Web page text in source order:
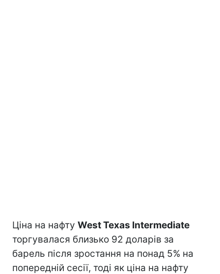
Ціна на нафту West Texas Intermediate
торгувалася близько 92 доларів за
барель після зростання на понад 5% на
попередній сесії, тоді як ціна на нафту